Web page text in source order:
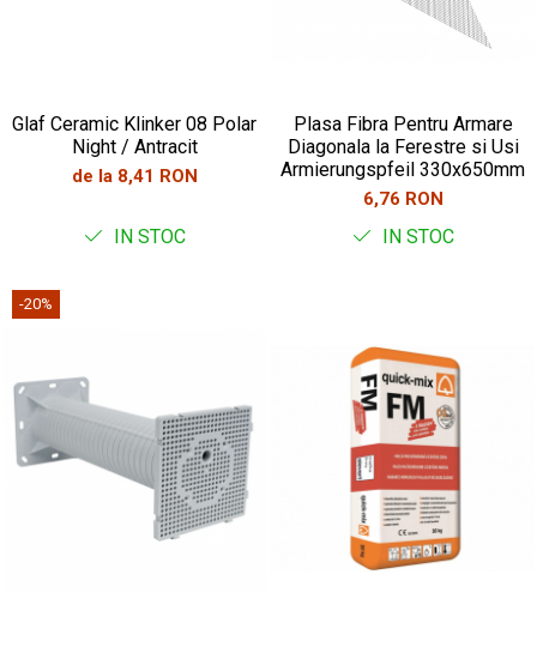
Glaf Ceramic Klinker 08 Polar
Night / Antracit
de la 8,41 RON
IN STOC
Plasa Fibra Pentru Armare
Diagonala la Ferestre si Usi
Armierungspfeil 330x650mm
6,76 RON
IN STOC
-20%